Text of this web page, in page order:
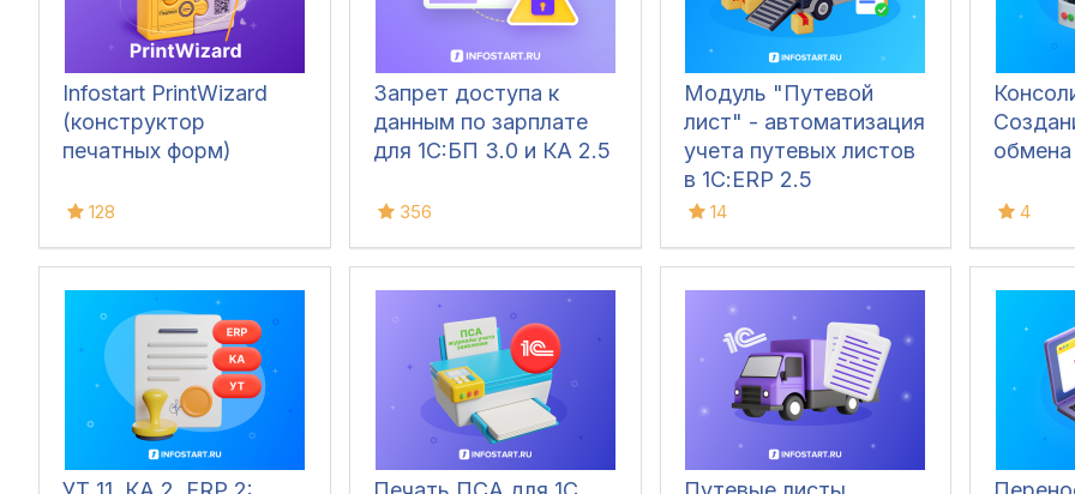
Infostart PrintWizard
(конструктор
печатных форм)
128
Запрет доступа к
данным по зарплате
для 1C:БП 3.0 и КА 2.5
356
Модуль "Путевой
лист" - автоматизация
учета путевых листов
в 1С:ERP 2.5
14
обмена
4